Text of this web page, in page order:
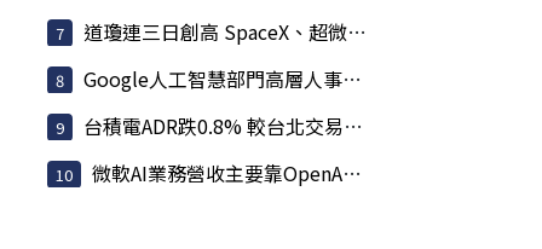
道瓊連三日創高 SpaceX、超微財報後重挫拖累那指
Google人工智慧部門高層人事大地震 股價重挫4%
台積電ADR跌0.8% 較台北交易溢價11.2%
微軟AI業務營收主要靠OpenAI！一年貢獻241億美元 占比估...